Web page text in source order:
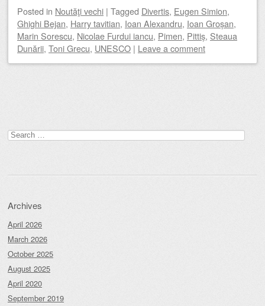
Posted in Noutăţi vechi | Tagged Divertis, Eugen Simion,
Ghighi Bejan, Harry tavitian, Ioan Alexandru, Ioan Groșan,
Marin Sorescu, Nicolae Furdui iancu, Pimen, Pittiș, Steaua
Dunării, Toni Grecu, UNESCO | Leave a comment
Search
for:
Archives
April 2026
March 2026
October 2025
August 2025
April 2020
September 2019